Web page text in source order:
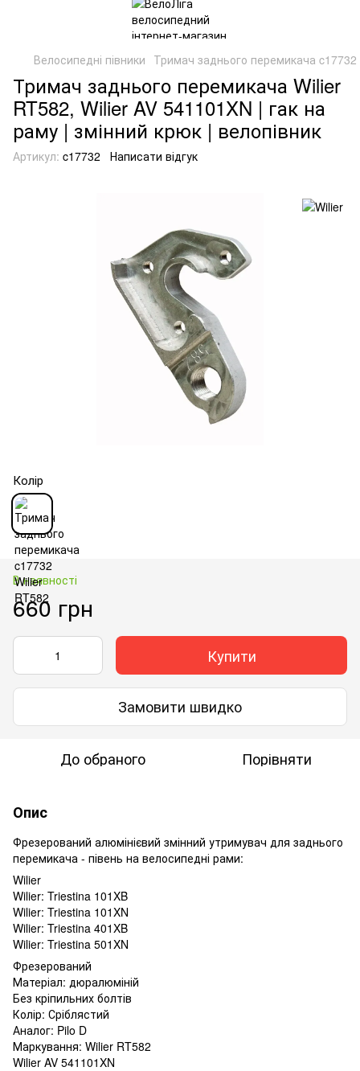
Велосипедні півники Тримач заднього перемикача
Тримач заднього перемикача Wilier
RT582, Wilier AV 541101XN | гак на
раму | змінний крюк | велопівник
Артикул: c17732 Написати відгук
Колір
В наявності
660 грн
Купити
Замовити швидко
До обраного Порівняти
Опис
Фрезерований алюмінієвий змінний утримувач для заднього
перемикача - півень на велосипедні рами:
Wilier
Wilier: Triestina 101XB
Wilier: Triestina 101XN
Wilier: Triestina 401XB
Wilier: Triestina 501XN
Фрезерований
Матеріал: дюралюміній
Без кріпильних болтів
Колір: Сріблястий
Аналог: Pilo D
Маркування: Wilier RT582
Wilier AV 541101XN